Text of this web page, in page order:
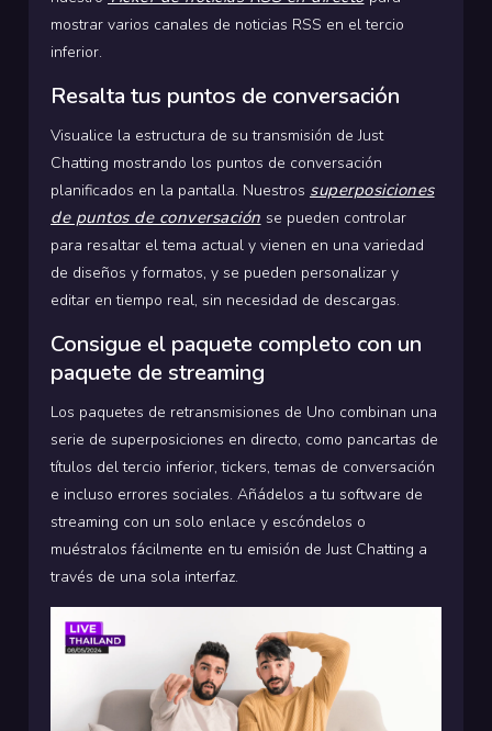
mostrar varios canales de noticias RSS en el tercio
inferior.
Resalta tus puntos de conversación
Visualice la estructura de su transmisión de Just
Chatting mostrando los puntos de conversación
planificados en la pantalla. Nuestros superposiciones
de puntos de conversación se pueden controlar
para resaltar el tema actual y vienen en una variedad
de diseños y formatos, y se pueden personalizar y
editar en tiempo real, sin necesidad de descargas.
Consigue el paquete completo con un
paquete de streaming
Los paquetes de retransmisiones de Uno combinan una
serie de superposiciones en directo, como pancartas de
títulos del tercio inferior, tickers, temas de conversación
e incluso errores sociales. Añádelos a tu software de
streaming con un solo enlace y escóndelos o
muéstralos fácilmente en tu emisión de Just Chatting a
través de una sola interfaz.